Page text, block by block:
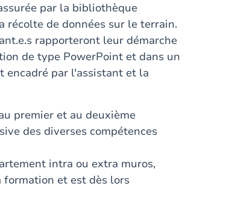
par la bibliothèque
récolte de données sur le terrain.
rapporteront leur démarche
de type PowerPoint et dans un
encadré par l'assistant et la
premier et au deuxième
des diverses compétences
intra ou extra muros,
formation et est dès lors